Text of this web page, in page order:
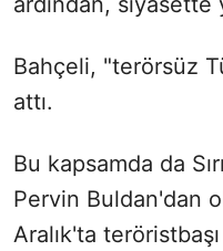
Bahçeli, "terörsüz
attı.
Bu kapsamda da
Pervin Buldan'dan
Aralık'ta